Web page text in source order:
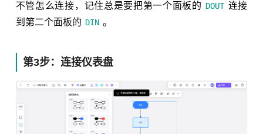
不管怎么连接，记住总是要把第一个面板的 DOUT 连接
到第二个面板的 DIN 。
第3步：连接仪表盘